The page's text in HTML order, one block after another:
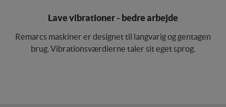
Lave vibrationer - bedre arbejde
Remarcs maskiner er designet til langvarig og gentagen
brug. Vibrationsværdierne taler sit eget sprog.